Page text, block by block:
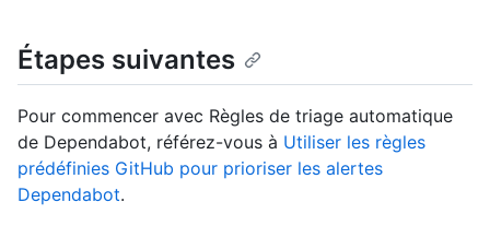
Étapes suivantes
Pour commencer avec Règles de triage automatique
de Dependabot, référez-vous à Utiliser les règles
prédéfinies GitHub pour prioriser les alertes
Dependabot.